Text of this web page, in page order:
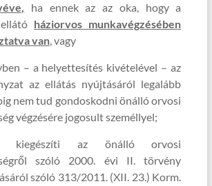
ha ennek az az oka, hogy a
háziorvos munkavégzésében
van, vagy
– a helyettesítés kivételével – az
az ellátás nyújtásáról legalább
nem tud gondoskodni önálló orvosi
végzésére jogosult személlyel;
kiegészíti az önálló orvosi
szóló 2000. évi II. törvény
szóló 313/2011. (XII. 23.) Korm.